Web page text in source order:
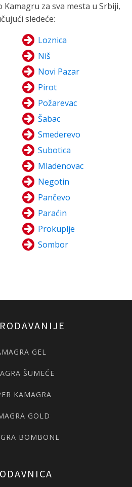
za sva mesta u Srbiji,
sledeće:
Loznica
Niš
Novi Pazar
Pirot
Požarevac
Šabac
Smederevo
Subotica
Mladenovac
Negotin
Pančevo
Paraćin
Prokuplje
Sombor
GEL
ŠUMEĆE
KAMAGRA
GOLD
BOMBONE